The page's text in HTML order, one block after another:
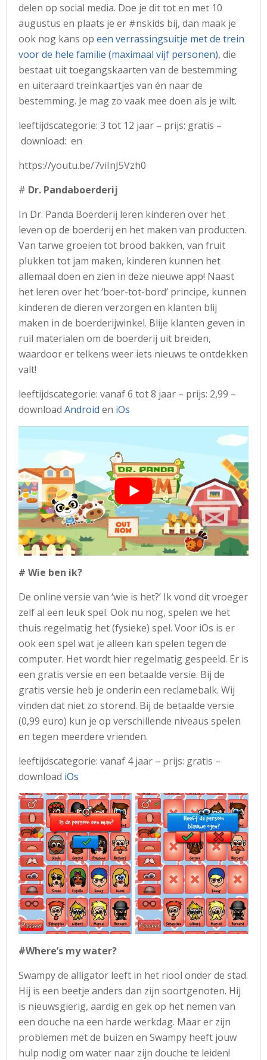
delen op social media. Doe je dit tot en met 10
augustus en plaats je er #nskids bij, dan maak je
ook nog kans op een verrassingsuitje met de trein
voor de hele familie (maximaal vijf personen), die
bestaat uit toegangskaarten van de bestemming
en uiteraard treinkaartjes van én naar de
bestemming. Je mag zo vaak mee doen als je wilt.
leeftijdscategorie: 3 tot 12 jaar – prijs: gratis –
download: en
https://youtu.be/7viInJ5Vzh0
# Dr. Pandaboerderij
In Dr. Panda Boerderij leren kinderen over het
leven op de boerderij en het maken van producten.
Van tarwe groeien tot brood bakken, van fruit
plukken tot jam maken, kinderen kunnen het
allemaal doen en zien in deze nieuwe app! Naast
het leren over het ‘boer-tot-bord’ principe, kunnen
kinderen de dieren verzorgen en klanten blij
maken in de boerderijwinkel. Blije klanten geven in
ruil materialen om de boerderij uit breiden,
waardoor er telkens weer iets nieuws te ontdekken
valt!
leeftijdscategorie: vanaf 6 tot 8 jaar – prijs: 2,99 –
download Android en iOs
# Wie ben ik?
De online versie van ‘wie is het?’ Ik vond dit vroeger
zelf al een leuk spel. Ook nu nog, spelen we het
thuis regelmatig het (fysieke) spel. Voor iOs is er
ook een spel wat je alleen kan spelen tegen de
computer. Het wordt hier regelmatig gespeeld. Er is
een gratis versie en een betaalde versie. Bij de
gratis versie heb je onderin een reclamebalk. Wij
vinden dat niet zo storend. Bij de betaalde versie
(0,99 euro) kun je op verschillende niveaus spelen
en tegen meerdere vrienden.
leeftijdscategorie: vanaf 4 jaar – prijs: gratis –
download iOs
#Where’s my water?
Swampy de alligator leeft in het riool onder de stad.
Hij is een beetje anders dan zijn soortgenoten. Hij
is nieuwsgierig, aardig en gek op het nemen van
een douche na een harde werkdag. Maar er zijn
problemen met de buizen en Swampy heeft jouw
hulp nodig om water naar zijn douche te leiden!